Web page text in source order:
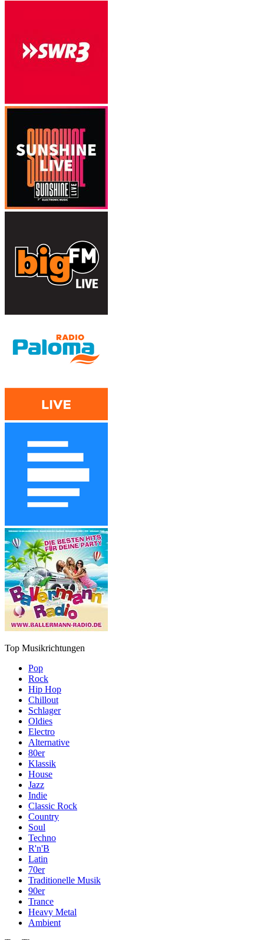
Top Musikrichtungen
Pop
Rock
Hip Hop
Chillout
Schlager
Oldies
Electro
Alternative
80er
Klassik
House
Jazz
Indie
Classic Rock
Country
Soul
Techno
R'n'B
Latin
70er
Traditionelle Musik
90er
Trance
Heavy Metal
Ambient